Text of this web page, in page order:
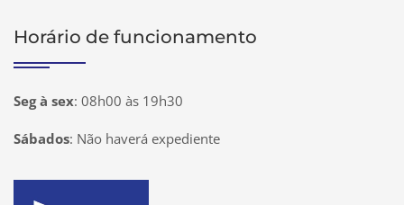
Horário de funcionamento
Seg à sex: 08h00 às 19h30
Sábados: Não haverá expediente